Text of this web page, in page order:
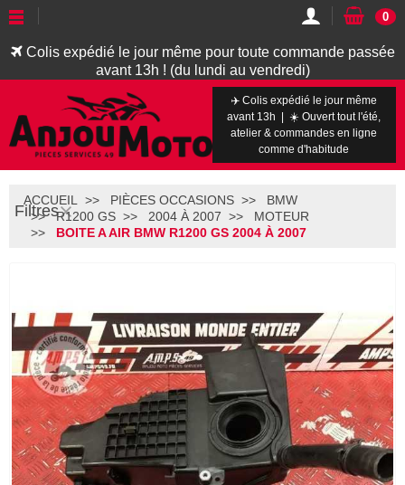
Colis expédié le jour même pour toute commande passée
avant 13h ! (du lundi au vendredi)
0
✈️ Colis expédié le jour même
avant 13h | ☀️ Ouvert tout l'été,
atelier & commandes en ligne
comme d'habitude
Filtres
ACCUEIL PIÈCES OCCASIONS
BMW
R1200 GS
2004 À 2007
MOTEUR
BOITE A AIR BMW R1200 GS 2004 À 2007